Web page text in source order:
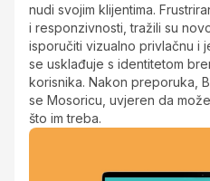
nudi svojim klijentima.
i responzivnosti, tražili su
isporučiti vizualno privlačnu i
se usklađuje s identitetom
korisnika. Nakon preporuka,
se Mosoricu, uvjeren da
što im treba.